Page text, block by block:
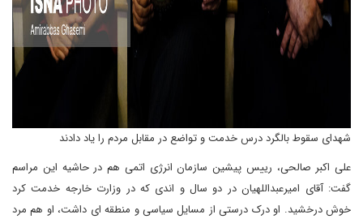
شهدای سقوط بالگرد درس خدمت و تواضع در مقابل مردم را یاد دادند
علی اکبر صالحی، رییس پیشین سازمان انرژی اتمی هم در حاشیه این مراسم
گفت: آقای امیرعبداللهیان در دو سال و اندی که در وزارت خارجه خدمت کرد
خوش درخشید. او درک درستی از مسایل سیاسی و منطقه ای داشت، او هم مرد